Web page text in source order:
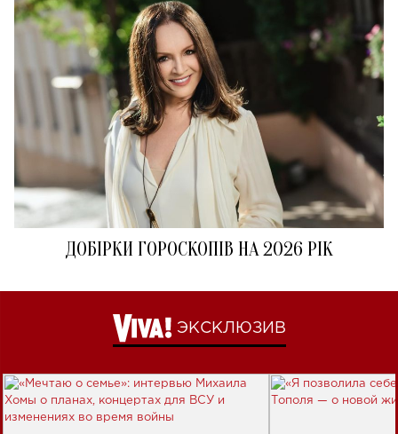
ДОБІРКИ ГОРОСКОПІВ НА 2026 РІК
ЭКСКЛЮЗИВ